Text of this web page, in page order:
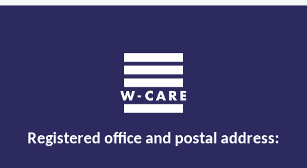
Registered office and postal address: